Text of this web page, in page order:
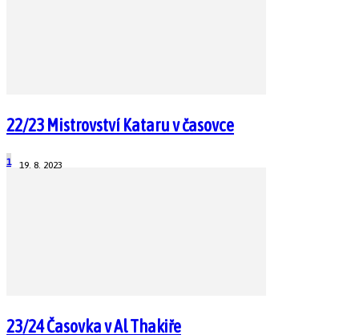
22/23 Mistrovství Kataru v časovce
19. 8. 2023
1
23/24 Časovka v Al Thakiře